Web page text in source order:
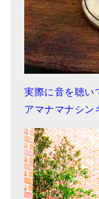
実際に音を聴い
アマナマナシン